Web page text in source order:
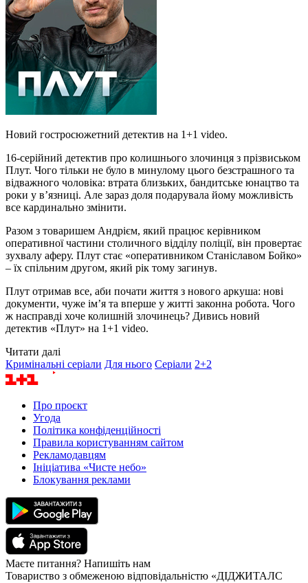
Новий гостросюжетний детектив на 1+1 video.
16-серійний детектив про колишнього злочинця з прізвиськом
Плут. Чого тільки не було в минулому цього безстрашного та
відважного чоловіка: втрата близьких, бандитське юнацтво та
роки у в’язниці. Але зараз доля подарувала йому можливість
все кардинально змінити.
Разом з товаришем Андрієм, який працює керівником
оперативної частини столичного відділу поліції, він провертає
зухвалу аферу. Плут стає «оперативником Станіславом Бойко»
– їх спільним другом, який рік тому загинув.
Плут отримав все, аби почати життя з нового аркуша: нові
документи, чуже ім’я та вперше у житті законна робота. Чого
ж насправді хоче колишній злочинець? Дивись новий
детектив «Плут» на 1+1 video.
Читати далі
Кримінальні серіали Для нього Серіали 2+2
Про проєкт
Угода
Політика конфіденційності
Правила користуванням сайтом
Рекламодавцям
Ініціатива «Чисте небо»
Блокування реклами
Маєте питання? Напишіть нам
Товариство з обмеженою відповідальністю «ДІДЖИТАЛС